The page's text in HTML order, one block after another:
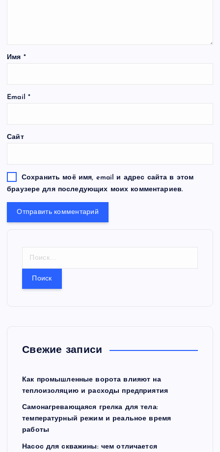
Имя *
Email *
Сайт
Сохранить моё имя, email и адрес сайта в этом
браузере для последующих моих комментариев.
Свежие записи
Как промышленные ворота влияют на
теплоизоляцию и расходы предприятия
Самонагревающаяся грелка для тела:
температурный режим и реальное время
работы
Насос для скважины: чем отличается